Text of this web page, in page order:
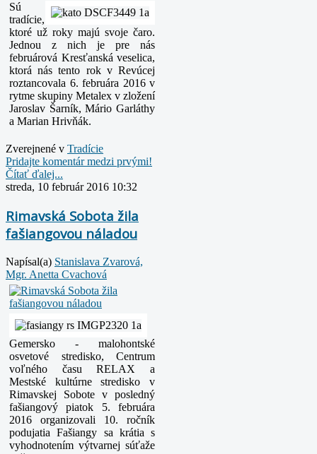
Sú
tradície,
ktoré už roky majú svoje čaro.
Jednou z nich je pre nás
februárová Kresťanská veselica,
ktorá nás tento rok v Revúcej
roztancovala 6. februára 2016 v
rytme skupiny Metalex v zložení
Jaroslav Šarník, Mário Garláthy
a Marian Hrivňák.
Zverejnené v Tradície
Pridajte komentár medzi prvými!
Čítať ďalej...
streda, 10 február 2016 10:32
Rimavská Sobota žila
fašiangovou náladou
Napísal(a) Stanislava Zvarová,
Mgr. Anetta Cvachová
Gemersko - malohontské
osvetové stredisko, Centrum
voľného času RELAX a
Mestské kultúrne stredisko v
Rimavskej Sobote v posledný
fašiangový piatok 5. februára
2016 organizovali 10. ročník
podujatia Fašiangy sa krátia s
vyhodnotením výtvarnej súťaže